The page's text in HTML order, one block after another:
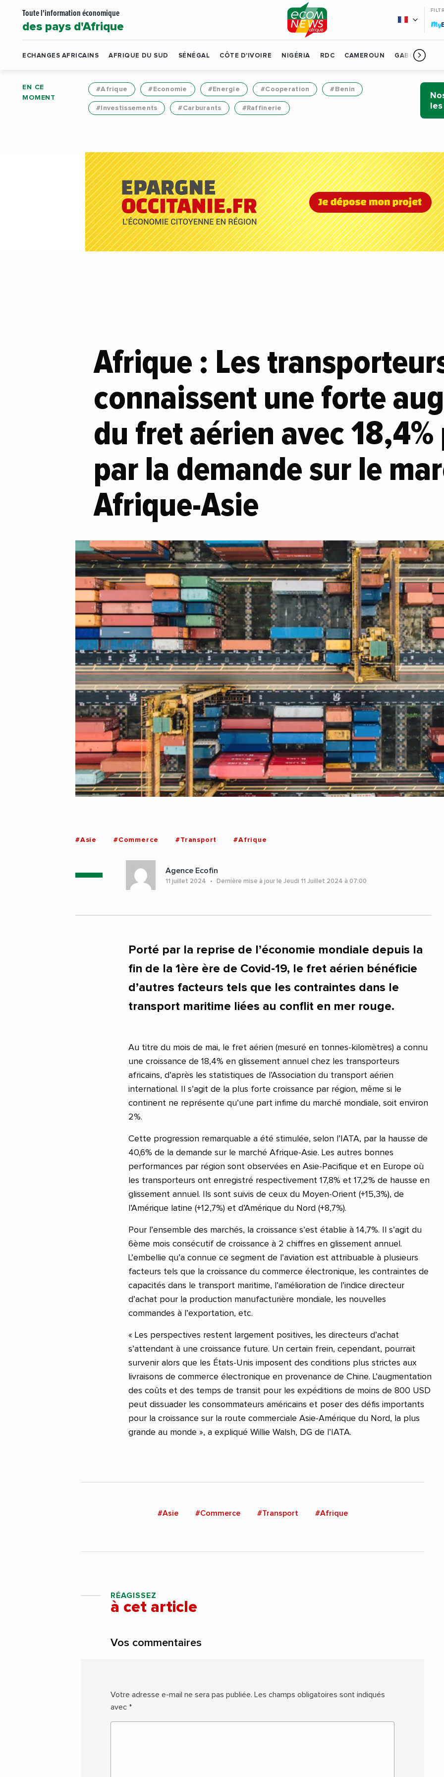
Toute l'information économique
des pays d'Afrique My
ECHANGES AFRICAINS AFRIQUE DU SUD SÉNÉGAL CÔTE D'IVOIRE NIGÉRIA RDC CAMEROUN GABON
EN CE
MOMENT
#Afrique #Economie #Energie #Cooperation #Benin
#Investissements #Carburants #Raffinerie
Afrique : Les
connaissent une forte
du fret aérien avec 18,4%
par la demande sur le
Afrique-Asie
#Asie #Commerce #Transport #Afrique
Agence Ecofin
11 juillet 2024 Dernière mise à jour le Jeudi 11 Juillet 2024 à 07:00
Porté par la reprise de l’économie mondiale depuis la
fin de la 1ère ère de Covid-19, le fret aérien bénéficie
d’autres facteurs tels que les contraintes dans le
transport maritime liées au conflit en mer rouge.
Au titre du mois de mai, le fret aérien (mesuré en tonnes-kilomètres) a connu
une croissance de 18,4% en glissement annuel chez les transporteurs
africains, d’après les statistiques de l’Association du transport aérien
international. Il s’agit de la plus forte croissance par région, même si le
continent ne représente qu’une part infime du marché mondiale, soit environ
2%.
Cette progression remarquable a été stimulée, selon l’IATA, par la hausse de
40,6% de la demande sur le marché Afrique-Asie. Les autres bonnes
performances par région sont observées en Asie-Pacifique et en Europe où
les transporteurs ont enregistré respectivement 17,8% et 17,2% de hausse en
glissement annuel. Ils sont suivis de ceux du Moyen-Orient (+15,3%), de
l’Amérique latine (+12,7%) et d’Amérique du Nord (+8,7%).
Pour l’ensemble des marchés, la croissance s’est établie à 14,7%. Il s’agit du
6ème mois consécutif de croissance à 2 chiffres en glissement annuel.
L’embellie qu’a connue ce segment de l’aviation est attribuable à plusieurs
facteurs tels que la croissance du commerce électronique, les contraintes de
capacités dans le transport maritime, l’amélioration de l’indice directeur
d’achat pour la production manufacturière mondiale, les nouvelles
commandes à l’exportation, etc.
« Les perspectives restent largement positives, les directeurs d’achat
s’attendant à une croissance future. Un certain frein, cependant, pourrait
survenir alors que les États-Unis imposent des conditions plus strictes aux
livraisons de commerce électronique en provenance de Chine. L’augmentation
des coûts et des temps de transit pour les expéditions de moins de 800 USD
peut dissuader les consommateurs américains et poser des défis importants
pour la croissance sur la route commerciale Asie-Amérique du Nord, la plus
grande au monde », a expliqué Willie Walsh, DG de l’IATA.
#Asie #Commerce #Transport #Afrique
RÉAGISSEZ
à cet article
Vos commentaires
Votre adresse e-mail ne sera pas publiée. Les champs obligatoires sont indiqués
avec *